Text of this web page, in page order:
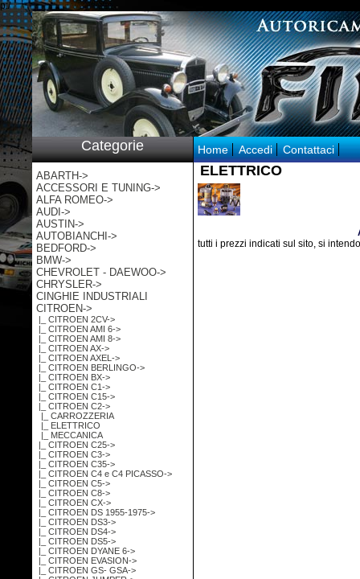
p:/
Categorie
ABARTH->
ACCESSORI E TUNING->
ALFA ROMEO->
AUDI->
AUSTIN->
AUTOBIANCHI->
BEDFORD->
BMW->
CHEVROLET - DAEWOO->
CHRYSLER->
CINGHIE INDUSTRIALI
CITROEN->
|_ CITROEN 2CV->
|_ CITROEN AMI 6->
|_ CITROEN AMI 8->
|_ CITROEN AX->
|_ CITROEN AXEL->
|_ CITROEN BERLINGO->
|_ CITROEN BX->
|_ CITROEN C1->
|_ CITROEN C15->
|_ CITROEN C2->
|_ CARROZZERIA
|_ ELETTRICO
|_ MECCANICA
|_ CITROEN C25->
|_ CITROEN C3->
|_ CITROEN C35->
|_ CITROEN C4 e C4 PICASSO->
|_ CITROEN C5->
|_ CITROEN C8->
|_ CITROEN CX->
|_ CITROEN DS 1955-1975->
|_ CITROEN DS3->
|_ CITROEN DS4->
|_ CITROEN DS5->
|_ CITROEN DYANE 6->
|_ CITROEN EVASION->
|_ CITROEN GS- GSA->
Home Accedi Contattaci
ELETTRICO
tutti i prezzi indicati sul sito, si